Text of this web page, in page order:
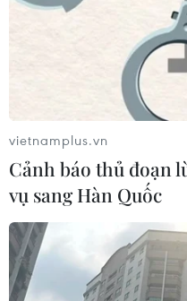
lời khẳng định về trách
yêu cầu của thời đại số.
vietnamplus.vn
Cảnh báo thủ đoạn
vụ sang Hàn Quốc